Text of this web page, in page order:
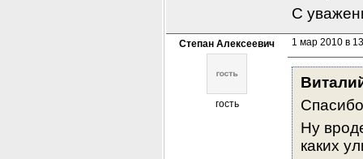
С
Степан Алексеевич
гость
1 мар 2010 в
Ну
каких